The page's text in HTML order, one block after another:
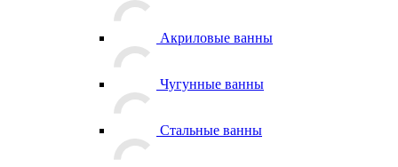
Акриловые ванны
Чугунные ванны
Стальные ванны